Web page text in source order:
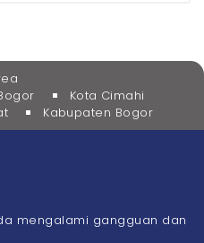
Kota Cimahi
Kabupaten Bogor
mengalami gangguan dan